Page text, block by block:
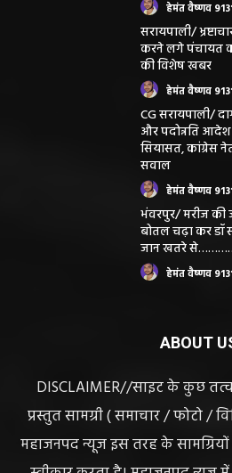
हेमंत वैष्णव
सरायपाली/
करने लगे पंचायत
की विशेष खबर
हेमंत वैष्णव
CG सरायपाली/
और पदोन्नति
सियासत, कांग्रेस
सवाल
हेमंत वैष्णव
भंवरपुर/ मरीज की
बोतल चढ़ा कर डॉ
जान खतरे
हेमंत वैष्णव
ABOUT
DISCLAIMER//साइट के कुछ
प्रस्तुत सामग्री ( समाचार / फोटो /
महाजनपद न्यूज इस तरह के